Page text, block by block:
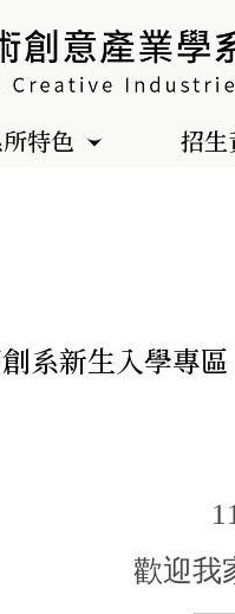
特色 招生
系新生入學專區
歡迎我